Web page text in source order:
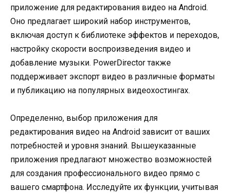
приложение для редактирования видео на Android.
Оно предлагает широкий набор инструментов,
включая доступ к библиотеке эффектов и переходов,
настройку скорости воспроизведения видео и
добавление музыки. PowerDirector также
поддерживает экспорт видео в различные форматы
и публикацию на популярных видеохостингах.
Определенно, выбор приложения для
редактирования видео на Android зависит от ваших
потребностей и уровня знаний. Вышеуказанные
приложения предлагают множество возможностей
для создания профессионального видео прямо с
вашего смартфона. Исследуйте их функции, учитывая